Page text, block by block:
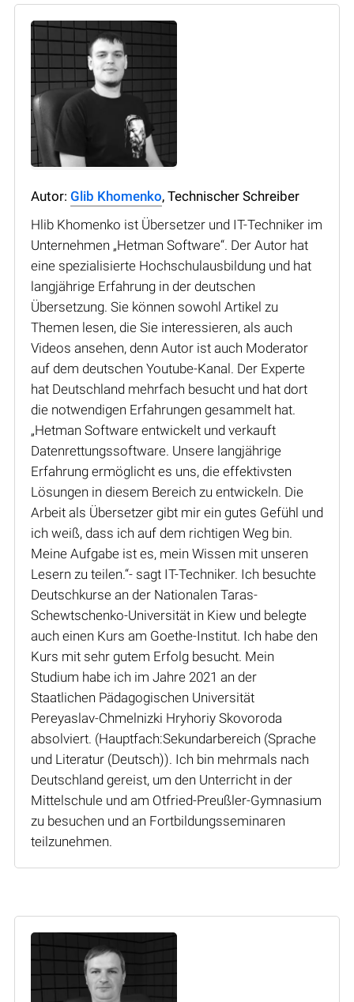
Autor: Glib Khomenko, Technischer Schreiber
Hlib Khomenko ist Übersetzer und IT-Techniker im
Unternehmen „Hetman Software“. Der Autor hat
eine spezialisierte Hochschulausbildung und hat
langjährige Erfahrung in der deutschen
Übersetzung. Sie können sowohl Artikel zu
Themen lesen, die Sie interessieren, als auch
Videos ansehen, denn Autor ist auch Moderator
auf dem deutschen Youtube-Kanal. Der Experte
hat Deutschland mehrfach besucht und hat dort
die notwendigen Erfahrungen gesammelt hat.
„Hetman Software entwickelt und verkauft
Datenrettungssoftware. Unsere langjährige
Erfahrung ermöglicht es uns, die effektivsten
Lösungen in diesem Bereich zu entwickeln. Die
Arbeit als Übersetzer gibt mir ein gutes Gefühl und
ich weiß, dass ich auf dem richtigen Weg bin.
Meine Aufgabe ist es, mein Wissen mit unseren
Lesern zu teilen.“- sagt IT-Techniker. Ich besuchte
Deutschkurse an der Nationalen Taras-
Schewtschenko-Universität in Kiew und belegte
auch einen Kurs am Goethe-Institut. Ich habe den
Kurs mit sehr gutem Erfolg besucht. Mein
Studium habe ich im Jahre 2021 an der
Staatlichen Pädagogischen Universität
Pereyaslav-Chmelnizki Hryhoriy Skovoroda
absolviert. (Hauptfach:Sekundarbereich (Sprache
und Literatur (Deutsch)). Ich bin mehrmals nach
Deutschland gereist, um den Unterricht in der
Mittelschule und am Otfried-Preußler-Gymnasium
zu besuchen und an Fortbildungsseminaren
teilzunehmen.